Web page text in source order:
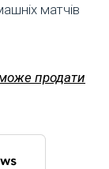
матчів
продати